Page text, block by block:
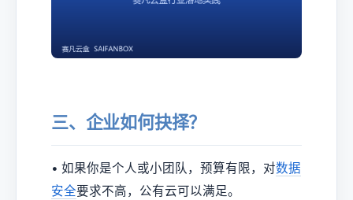
三、企业如何抉择？
• 如果你是个人或小团队，预算有限，对数据
安全要求不高，公有云可以满足。